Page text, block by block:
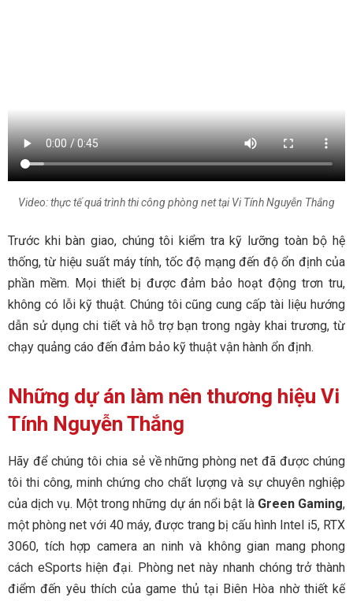
Video: thực tế quá trình thi công phòng net tại Vi Tính Nguyễn Thắng
Trước khi bàn giao, chúng tôi kiểm tra kỹ lưỡng toàn bộ hệ
thống, từ hiệu suất máy tính, tốc độ mạng đến độ ổn định của
phần mềm. Mọi thiết bị được đảm bảo hoạt động trơn tru,
không có lỗi kỹ thuật. Chúng tôi cũng cung cấp tài liệu hướng
dẫn sử dụng chi tiết và hỗ trợ bạn trong ngày khai trương, từ
chạy quảng cáo đến đảm bảo kỹ thuật vận hành ổn định.
Những dự án làm nên thương hiệu Vi
Tính Nguyễn Thắng
Hãy để chúng tôi chia sẻ về những phòng net đã được chúng
tôi thi công, minh chứng cho chất lượng và sự chuyên nghiệp
của dịch vụ. Một trong những dự án nổi bật là Green Gaming,
một phòng net với 40 máy, được trang bị cấu hình Intel i5, RTX
3060, tích hợp camera an ninh và không gian mang phong
cách eSports hiện đại. Phòng net này nhanh chóng trở thành
điểm đến yêu thích của game thủ tại Biên Hòa nhờ thiết kế